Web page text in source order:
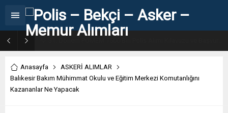
Anasayfa
ASKERİ ALIMLAR
Balıkesir Bakım Mühimmat Okulu ve Eğitim Merkezi Komutanlığını
Kazananlar Ne Yapacak